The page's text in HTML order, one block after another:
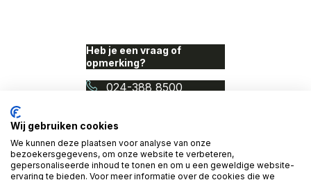
Heb je een vraag of
opmerking?
024-388 8500
info@proudnerds.com
© 2026 Access Denied. Een
initiatief van Proud Nerds
en Cardan Technobilty.
Wij gebruiken cookies
We kunnen deze plaatsen voor analyse van onze
bezoekersgegevens, om onze website te verbeteren,
gepersonaliseerde inhoud te tonen en om u een geweldige website-
ervaring te bieden. Voor meer informatie over de cookies die we